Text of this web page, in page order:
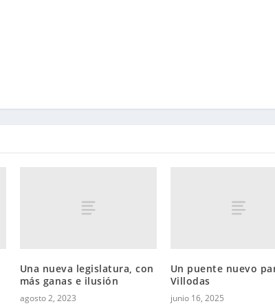
Una nueva legislatura, con
más ganas e ilusión
agosto 2, 2023
Un puente nuevo
Villodas
junio 16, 2025